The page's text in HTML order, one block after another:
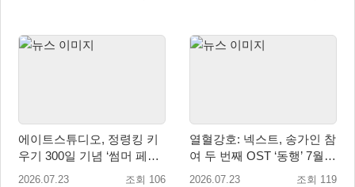
에이트스튜디오, 정령킹 키
우기 300일 기념 ‘썸머 페스
타’ 업데이트 진행!
2026.07.23 조회 106
열혈강호: 넥스트, 송가인 참
여 두 번째 OST ‘동행’ 7월
29일 공개
2026.07.23 조회 119